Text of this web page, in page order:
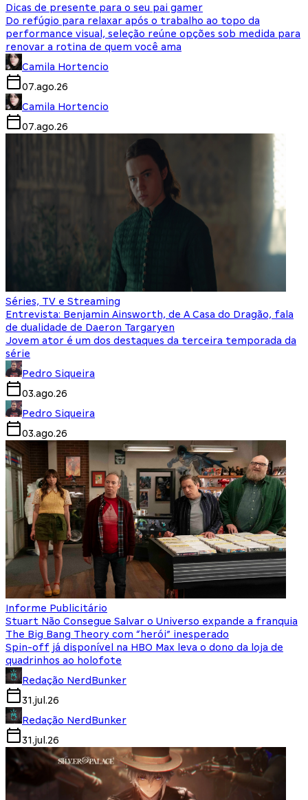
Dicas de presente para o seu pai gamer
Do refúgio para relaxar após o trabalho ao topo da
performance visual, seleção reúne opções sob medida para
renovar a rotina de quem você ama
Camila Hortencio
07.ago.26
Camila Hortencio
07.ago.26
Séries, TV e Streaming
Entrevista: Benjamin Ainsworth, de A Casa do Dragão, fala
de dualidade de Daeron Targaryen
Jovem ator é um dos destaques da terceira temporada da
série
Pedro Siqueira
03.ago.26
Pedro Siqueira
03.ago.26
Informe Publicitário
Stuart Não Consegue Salvar o Universo expande a franquia
The Big Bang Theory com “herói” inesperado
Spin-off já disponível na HBO Max leva o dono da loja de
quadrinhos ao holofote
Redação NerdBunker
31.jul.26
Redação NerdBunker
31.jul.26